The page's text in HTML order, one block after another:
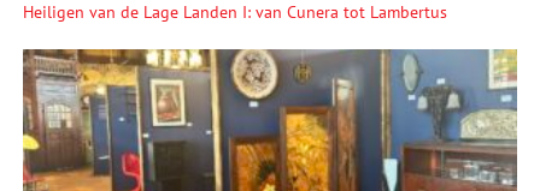
Heiligen van de Lage Landen I: van Cunera tot Lambertus